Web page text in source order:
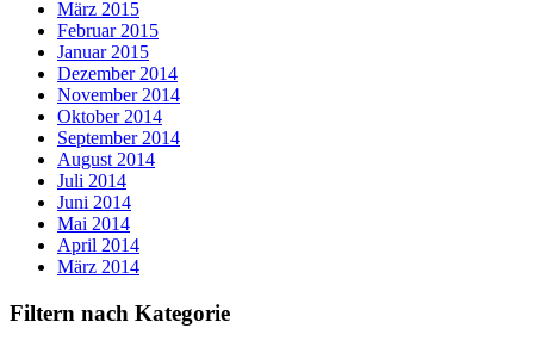
März 2015
Februar 2015
Januar 2015
Dezember 2014
November 2014
Oktober 2014
September 2014
August 2014
Juli 2014
Juni 2014
Mai 2014
April 2014
März 2014
Filtern nach Kategorie